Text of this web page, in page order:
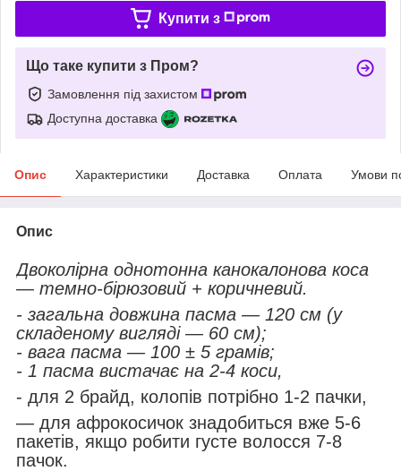
Купити з
Що таке купити з Пром?
Замовлення під захистом
Доступна доставка
Опис Характеристики Доставка Оплата Умови
Опис
Двоколірна однотонна канокалонова коса
— темно-бірюзовий + коричневий.
- загальна довжина пасма — 120 см (у
складеному вигляді — 60 см);
- вага пасма — 100 ± 5 грамів;
- 1 пасма вистачає на 2-4 коси,
- для 2 брайд, колопів потрібно 1-2 пачки,
— для афрокосичок знадобиться вже 5-6
пакетів, якщо робити густе волосся 7-8
пачок.